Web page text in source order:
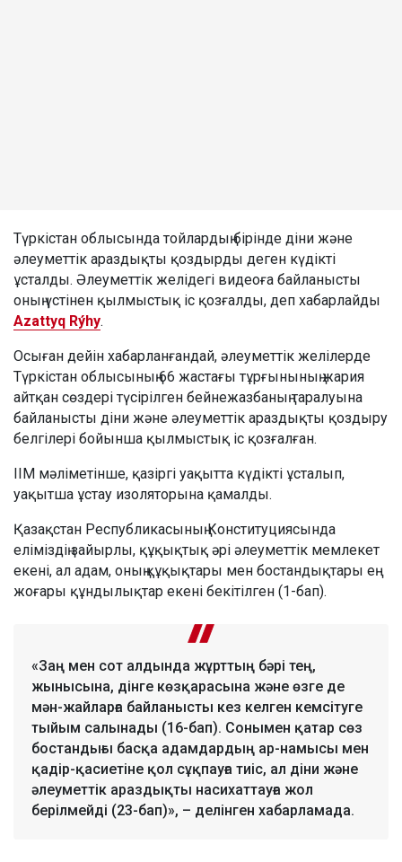
Түркістан облысында тойлардың бірінде діни және
әлеуметтік араздықты қоздырды деген күдікті
ұсталды. Әлеуметтік желідегі видеоға байланысты
оның үстінен қылмыстық іс қозғалды, деп хабарлайды
Azattyq Rýhy.
Осыған дейін хабарланғандай, әлеуметтік желілерде
Түркістан облысының 66 жастағы тұрғынының жария
айтқан сөздері түсірілген бейнежазбаның таралуына
байланысты діни және әлеуметтік араздықты қоздыру
белгілері бойынша қылмыстық іс қозғалған.
ІІМ мәліметінше, қазіргі уақытта күдікті ұсталып,
уақытша ұстау изоляторына қамалды.
Қазақстан Республикасының Конституциясында
еліміздің зайырлы, құқықтық әрі әлеуметтік мемлекет
екені, ал адам, оның құқықтары мен бостандықтары ең
жоғары құндылықтар екені бекітілген (1-бап).
«Заң мен сот алдында жұрттың бәрі тең,
жынысына, дінге көзқарасына және өзге де
мән-жайларға байланысты кез келген кемсітуге
тыйым салынады (16-бап). Сонымен қатар сөз
бостандығы басқа адамдардың ар-намысы мен
қадір-қасиетіне қол сұқпауға тиіс, ал діни және
әлеуметтік араздықты насихаттауға жол
берілмейді (23-бап)», – делінген хабарламада.